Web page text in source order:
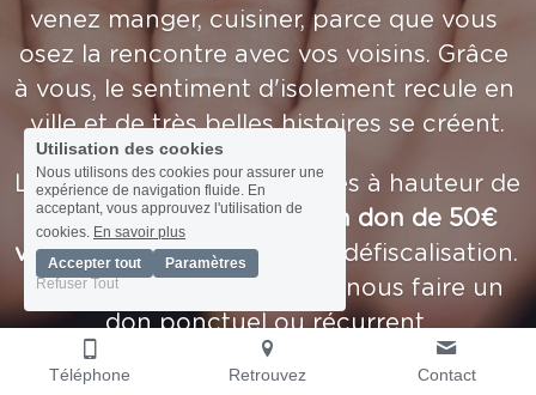
venez manger, cuisiner, parce que vous
osez la rencontre avec vos voisins. Grâce
à vous, le sentiment d'isolement recule en
ville et de très belles histoires se créent.
Les dons sont défiscalisables à hauteur de
66%. Ainsi par exemple,
un don de 50€
vous reviendra à 17€
Vous avez la possibilité de nous faire un
don ponctuel ou récurrent.
En faisant un don sur notre page
Téléphone Retrouvez Contact
Utilisation des cookies
Nous utilisons des cookies pour assurer une
expérience de navigation fluide. En
acceptant, vous approuvez l'utilisation de
cookies. En savoir plus
Accepter tout
Paramètres
Refuser Tout